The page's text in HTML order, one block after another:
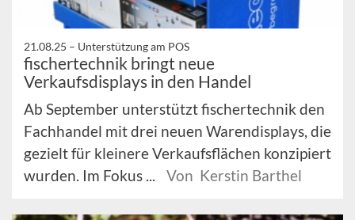
21.08.25 – Unterstützung am POS
fischertechnik bringt neue
Verkaufsdisplays in den Handel
Ab September unterstützt fischertechnik den
Fachhandel mit drei neuen Warendisplays, die
gezielt für kleinere Verkaufsflächen konzipiert
wurden. Im Fokus ...
Von Kerstin Barthel